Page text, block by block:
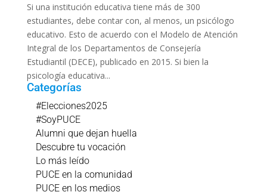
Si una institución educativa tiene más de 300
estudiantes, debe contar con, al menos, un psicólogo
educativo. Esto de acuerdo con el Modelo de Atención
Integral de los Departamentos de Consejería
Estudiantil (DECE), publicado en 2015. Si bien la
psicología educativa...
Categorías
#Elecciones2025
#SoyPUCE
Alumni que dejan huella
Descubre tu vocación
Lo más leído
PUCE en la comunidad
PUCE en los medios